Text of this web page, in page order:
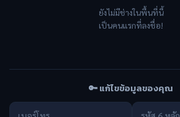
ยังไม่มีช่างในพื้นที่นี้
เป็นคนแรกที่ลงชื่อ!
🔑 แก้ไขข้อมูลของคุณ